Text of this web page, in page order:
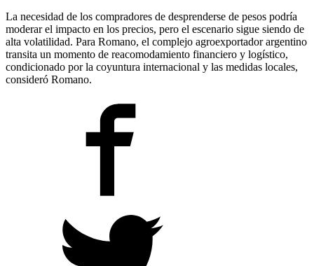
La necesidad de los compradores de desprenderse de pesos podría
moderar el impacto en los precios, pero el escenario sigue siendo de
alta volatilidad. Para Romano, el complejo agroexportador argentino
transita un momento de reacomodamiento financiero y logístico,
condicionado por la coyuntura internacional y las medidas locales,
consideró Romano.